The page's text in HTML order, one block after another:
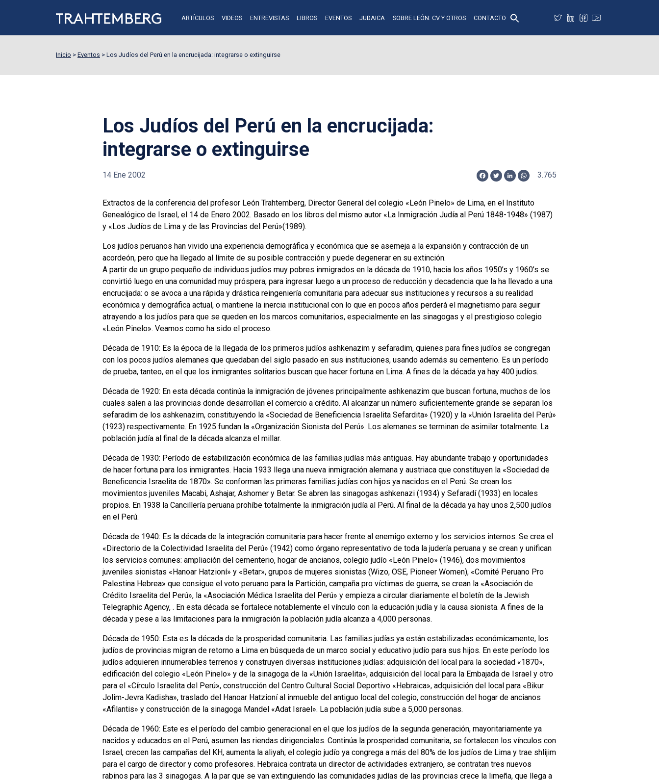
ARTÍCULOS VIDEOS ENTREVISTAS LIBROS EVENTOS JUDAICA SOBRE LEÓN: CV Y OTROS CONTACTO
Inicio > Eventos > Los Judíos del Perú en la encrucijada: integrarse o extinguirse
Los Judíos del Perú en la encrucijada:
integrarse o extinguirse
14 Ene 2002
Facebook
TwitterLinkedInWhatsApp
3.765
Extractos de la conferencia del profesor León Trahtemberg, Director General del colegio «León Pinelo» de Lima, en el Instituto
Genealógico de Israel, el 14 de Enero 2002. Basado en los libros del mismo autor «La Inmigración Judía al Perú 1848-1948» (1987)
y «Los Judíos de Lima y de las Provincias del Perú»(1989).
Los judíos peruanos han vivido una experiencia demográfica y económica que se asemeja a la expansión y contracción de un
acordeón, pero que ha llegado al límite de su posible contracción y puede degenerar en su extinción.
A partir de un grupo pequeño de individuos judíos muy pobres inmigrados en la década de 1910, hacia los años 1950’s y 1960’s se
convirtió luego en una comunidad muy próspera, para ingresar luego a un proceso de reducción y decadencia que la ha llevado a una
encrucijada: o se avoca a una rápida y drástica reingeniería comunitaria para adecuar sus instituciones y recursos a su realidad
económica y demográfica actual, o mantiene la inercia institucional con lo que en pocos años perderá el magnetismo para seguir
atrayendo a los judíos para que se queden en los marcos comunitarios, especialmente en las sinagogas y el prestigioso colegio
«León Pinelo». Veamos como ha sido el proceso.
Década de 1910: Es la época de la llegada de los primeros judíos ashkenazim y sefaradim, quienes para fines judíos se congregan
con los pocos judíos alemanes que quedaban del siglo pasado en sus instituciones, usando además su cementerio. Es un período
de prueba, tanteo, en el que los inmigrantes solitarios buscan que hacer fortuna en Lima. A fines de la década ya hay 400 judíos.
Década de 1920: En esta década continúa la inmigración de jóvenes principalmente ashkenazim que buscan fortuna, muchos de los
cuales salen a las provincias donde desarrollan el comercio a crédito. Al alcanzar un número suficientemente grande se separan los
sefaradim de los ashkenazim, constituyendo la «Sociedad de Beneficiencia Israelita Sefardita» (1920) y la «Unión Israelita del Perú»
(1923) respectivamente. En 1925 fundan la «Organización Sionista del Perú». Los alemanes se terminan de asimilar totalmente. La
población judía al final de la década alcanza el millar.
Década de 1930: Período de estabilización económica de las familias judías más antiguas. Hay abundante trabajo y oportunidades
de hacer fortuna para los inmigrantes. Hacia 1933 llega una nueva inmigración alemana y austriaca que constituyen la «Sociedad de
Beneficencia Israelita de 1870». Se conforman las primeras familias judías con hijos ya nacidos en el Perú. Se crean los
movimientos juveniles Macabi, Ashajar, Ashomer y Betar. Se abren las sinagogas ashkenazi (1934) y Sefaradí (1933) en locales
propios. En 1938 la Cancillería peruana prohíbe totalmente la inmigración judía al Perú. Al final de la década ya hay unos 2,500 judíos
en el Perú.
Década de 1940: Es la década de la integración comunitaria para hacer frente al enemigo externo y los servicios internos. Se crea el
«Directorio de la Colectividad Israelita del Perú» (1942) como órgano representativo de toda la judería peruana y se crean y unifican
los servicios comunes: ampliación del cementerio, hogar de ancianos, colegio judío «León Pinelo» (1946), dos movimientos
juveniles sionistas «Hanoar Hatzioní» y «Betar», grupos de mujeres sionistas (Wizo, OSE, Pioneer Women), «Comité Peruano Pro
Palestina Hebrea» que consigue el voto peruano para la Partición, campaña pro víctimas de guerra, se crean la «Asociación de
Crédito Israelita del Perú», la «Asociación Médica Israelita del Perú» y empieza a circular diariamente el boletín de la Jewish
Telegraphic Agency, . En esta década se fortalece notablemente el vínculo con la educación judía y la causa sionista. A fines de la
década y pese a las limitaciones para la inmigración la población judía alcanza a 4,000 personas.
Década de 1950: Esta es la década de la prosperidad comunitaria. Las familias judías ya están estabilizadas económicamente, los
judíos de provincias migran de retorno a Lima en búsqueda de un marco social y educativo judío para sus hijos. En este período los
judíos adquieren innumerables terrenos y construyen diversas instituciones judías: adquisición del local para la sociedad «1870»,
edificación del colegio «León Pinelo» y de la sinagoga de la «Unión Israelita», adquisición del local para la Embajada de Israel y otro
para el «Círculo Israelita del Perú», construcción del Centro Cultural Social Deportivo «Hebraica», adquisición del local para «Bikur
Jolim-Jevra Kadisha», traslado del Hanoar Hatzioní al inmueble del antiguo local del colegio, construcción del hogar de ancianos
«Afilantis» y construcción de la sinagoga Mandel «Adat Israel». La población judía sube a 5,000 personas.
Década de 1960: Este es el período del cambio generacional en el que los judíos de la segunda generación, mayoritariamente ya
nacidos y educados en el Perú, asumen las riendas dirigenciales. Continúa la prosperidad comunitaria, se fortalecen los vínculos con
Israel, crecen las campañas del KH, aumenta la aliyah, el colegio judío ya congrega a más del 80% de los judíos de Lima y trae shlijim
para el cargo de director y como profesores. Hebraica contrata un director de actividades extranjero, se contratan tres nuevos
rabinos para las 3 sinagogas. A la par que se van extinguiendo las comunidades judías de las provincias crece la limeña, que llega a